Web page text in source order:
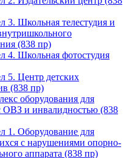
3. Школьная телестудия и
(838 пр)
4. Школьная фотостудия
5. Центр детских
(838 пр)
оборудования для
ОВЗ и инвалидностью (838
1. Оборудование для
с нарушениями опорно-
аппарата (838 пр)